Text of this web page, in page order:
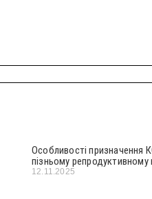
Особливості призначення
пізньому репродуктивному
12.11.2025